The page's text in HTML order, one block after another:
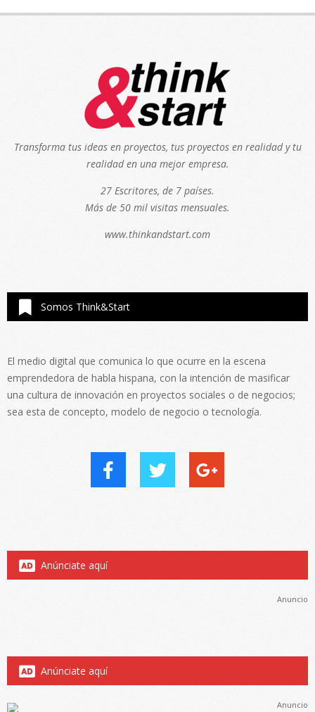
Transforma tus ideas en proyectos, tus proyectos en realidad y tu
realidad en una mejor empresa.
27 Escritores, de 7 países.
Más de 50 mil visitas mensuales.
www.thinkandstart.com
Somos Think&Start
El medio digital que comunica lo que ocurre en la escena
emprendedora de habla hispana, con la intención de masificar
una cultura de innovación en proyectos sociales o de negocios;
sea esta de concepto, modelo de negocio o tecnología.
Anúnciate aquí
Anuncio
Anúnciate aquí
Anuncio